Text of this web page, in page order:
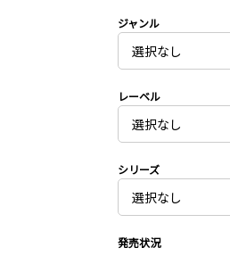
ジャンル
レーベル
シリーズ
発売状況